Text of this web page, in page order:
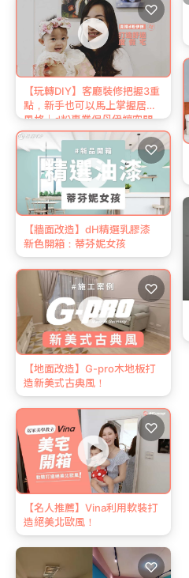
【玩轉DIY】客廳裝修把握3重
點，新手也可以馬上掌握居家
風格｜d粉專業保母伊婷空間
改造(下)
♡
【牆面改造】dH精選乳膠漆
新色開箱：蒂芬妮女孩
♡
【地面改造】G-pro木地板打
造新美式古典風！
♡
【名人推薦】Vina利用軟裝打
造絕美北歐風！
♡
♡